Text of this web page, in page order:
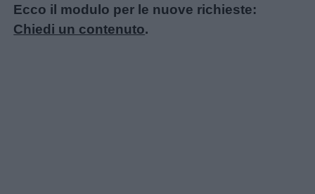
Ecco il modulo per le nuove richieste:
Chiedi un contenuto.